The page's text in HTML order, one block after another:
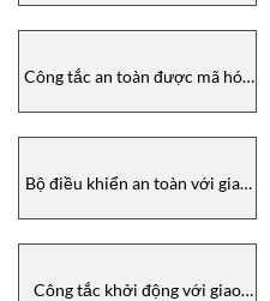
LIGHT GRIDS AND LIGHT
CURTAINS Euchner
Công tắc an toàn được mã hóa
ATEX Euchner
Bộ điều khiển an toàn với giao
AS‑Interface Euchner
Công tắc khởi động với giao